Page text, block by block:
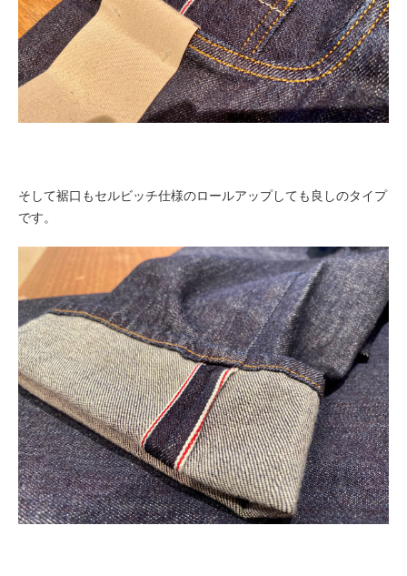
そして裾口もセルビッチ仕様のロールアップしても良しのタイプ
です。